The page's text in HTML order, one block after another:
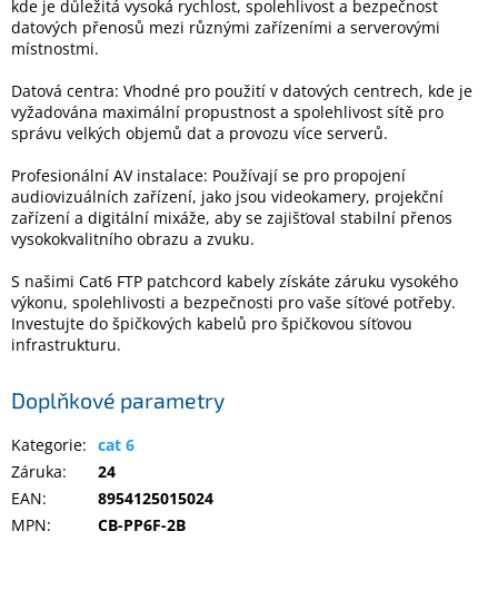
Inpraise
Kamerové
MILESIGHT
Přihlášení
kde je důležitá vysoká rychlost, spolehlivost a bezpečnost
datových přenosů mezi různými zařízeními a serverovými
místnostmi.
Datová centra: Vhodné pro použití v datových centrech, kde je
vyžadována maximální propustnost a spolehlivost sítě pro
správu velkých objemů dat a provozu více serverů.
Profesionální AV instalace: Používají se pro propojení
audiovizuálních zařízení, jako jsou videokamery, projekční
zařízení a digitální mixáže, aby se zajišťoval stabilní přenos
vysokokvalitního obrazu a zvuku.
S našimi Cat6 FTP patchcord kabely získáte záruku vysokého
výkonu, spolehlivosti a bezpečnosti pro vaše síťové potřeby.
Investujte do špičkových kabelů pro špičkovou síťovou
infrastrukturu.
Doplňkové parametry
Kategorie: cat 6
Záruka:
24
EAN:
8954125015024
MPN: CB-PP6F-2B